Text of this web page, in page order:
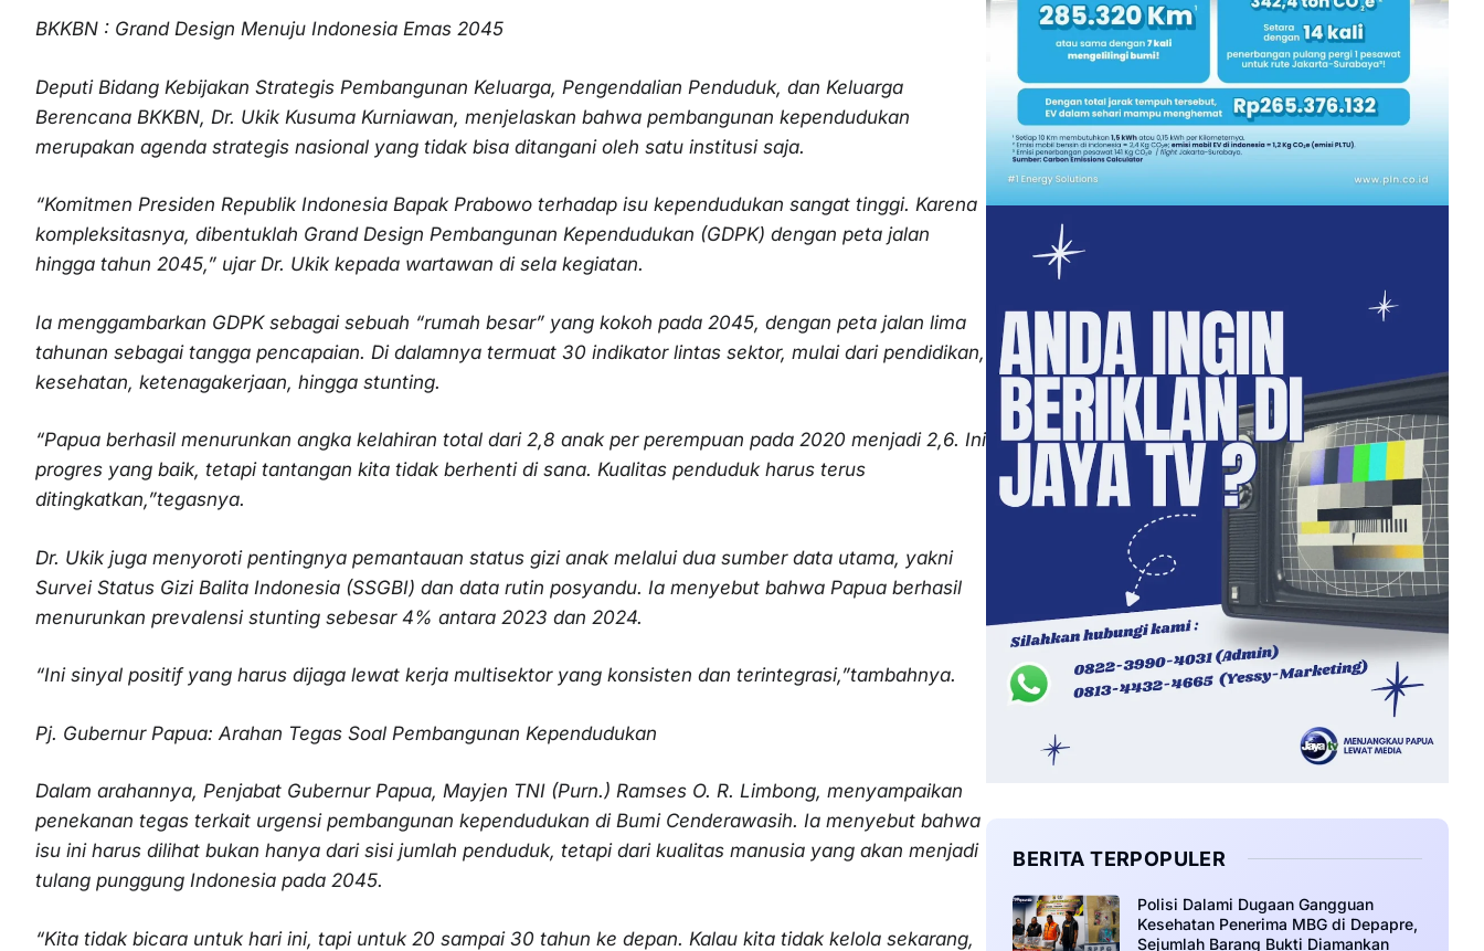
BKKBN : Grand Design Menuju Indonesia Emas 2045
Deputi Bidang Kebijakan Strategis Pembangunan Keluarga, Pengendalian Penduduk, dan Keluarga
Berencana BKKBN, Dr. Ukik Kusuma Kurniawan, menjelaskan bahwa pembangunan kependudukan
merupakan agenda strategis nasional yang tidak bisa ditangani oleh satu institusi saja.
“Komitmen Presiden Republik Indonesia Bapak Prabowo terhadap isu kependudukan sangat tinggi. Karena
kompleksitasnya, dibentuklah Grand Design Pembangunan Kependudukan (GDPK) dengan peta jalan
hingga tahun 2045,” ujar Dr. Ukik kepada wartawan di sela kegiatan.
Ia menggambarkan GDPK sebagai sebuah “rumah besar” yang kokoh pada 2045, dengan peta jalan lima
tahunan sebagai tangga pencapaian. Di dalamnya termuat 30 indikator lintas sektor, mulai dari pendidikan,
kesehatan, ketenagakerjaan, hingga stunting.
“Papua berhasil menurunkan angka kelahiran total dari 2,8 anak per perempuan pada 2020 menjadi 2,6. Ini
progres yang baik, tetapi tantangan kita tidak berhenti di sana. Kualitas penduduk harus terus
ditingkatkan,”tegasnya.
Dr. Ukik juga menyoroti pentingnya pemantauan status gizi anak melalui dua sumber data utama, yakni
Survei Status Gizi Balita Indonesia (SSGBI) dan data rutin posyandu. Ia menyebut bahwa Papua berhasil
menurunkan prevalensi stunting sebesar 4% antara 2023 dan 2024.
“Ini sinyal positif yang harus dijaga lewat kerja multisektor yang konsisten dan terintegrasi,”tambahnya.
Pj. Gubernur Papua: Arahan Tegas Soal Pembangunan Kependudukan
Dalam arahannya, Penjabat Gubernur Papua, Mayjen TNI (Purn.) Ramses O. R. Limbong, menyampaikan
penekanan tegas terkait urgensi pembangunan kependudukan di Bumi Cenderawasih. Ia menyebut bahwa
isu ini harus dilihat bukan hanya dari sisi jumlah penduduk, tetapi dari kualitas manusia yang akan menjadi
tulang punggung Indonesia pada 2045.
“Kita tidak bicara untuk hari ini, tapi untuk 20 sampai 30 tahun ke depan. Kalau kita tidak kelola sekarang,
BERITA TERPOPULER
‎Polisi Dalami Dugaan Gangguan
Kesehatan Penerima MBG di Depapre,
Sejumlah Barang Bukti Diamankan